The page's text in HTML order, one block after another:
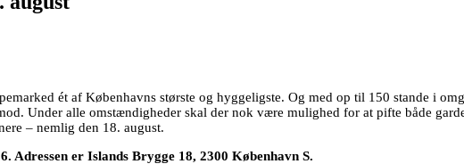
ét af Københavns største og hyggeligste. Og med op til 150 stande i
Under alle omstændigheder skal der nok være mulighed for at pifte både
– nemlig den 18. august.
Adressen er Islands Brygge 18, 2300 København S.